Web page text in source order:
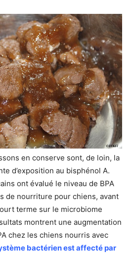
en conserve sont, de loin, la
d’exposition au bisphénol A.
ont évalué le niveau de BPA
de nourriture pour chiens, avant
terme sur le microbiome
montrent une augmentation
chez les chiens nourris avec
bactérien est affecté par